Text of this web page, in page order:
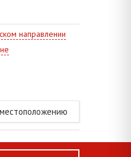
направлении